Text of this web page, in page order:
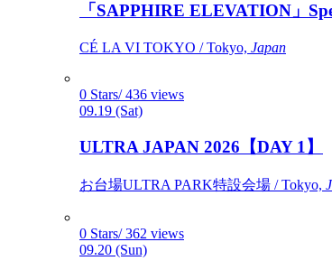
「SAPPHIRE ELEVATION」
CÉ LA VI TOKYO / Tokyo, Japan
0 Stars/ 436 views
09.19 (Sat)
ULTRA JAPAN 2026【DAY 1】
お台場ULTRA PARK特設会場 / Tokyo,
0 Stars/ 362 views
09.20 (Sun)